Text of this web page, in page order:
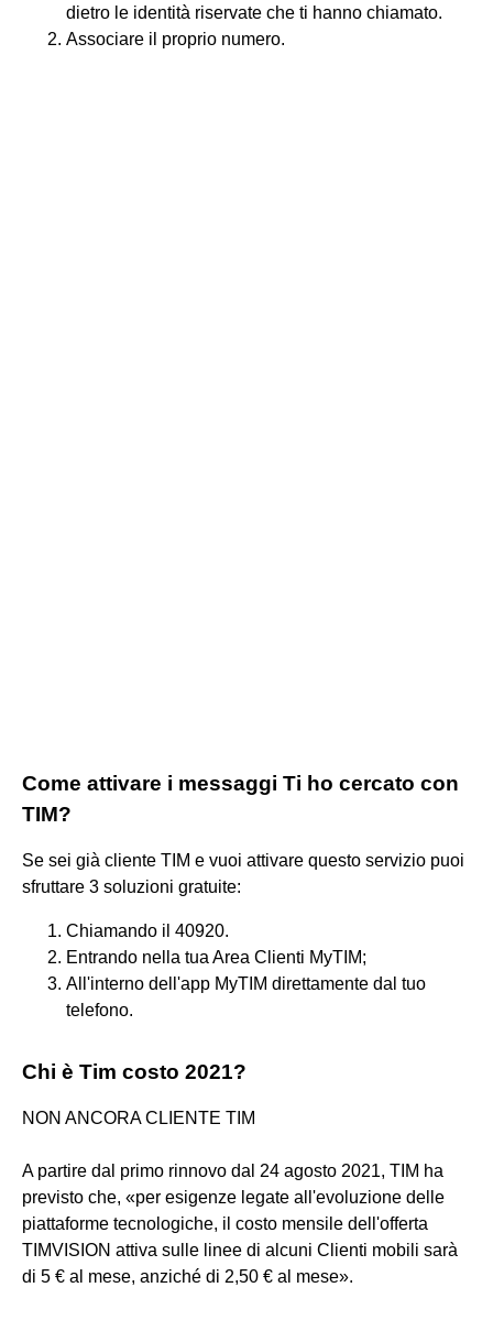
dietro le identità riservate che ti hanno chiamato.
Associare il proprio numero.
Come attivare i messaggi Ti ho cercato con
TIM?
Se sei già cliente TIM e vuoi attivare questo servizio puoi
sfruttare 3 soluzioni gratuite:
Chiamando il 40920.
Entrando nella tua Area Clienti MyTIM;
All'interno dell'app MyTIM direttamente dal tuo
telefono.
Chi è Tim costo 2021?
NON ANCORA CLIENTE TIM
A partire dal primo rinnovo dal 24 agosto 2021, TIM ha
previsto che, «per esigenze legate all'evoluzione delle
piattaforme tecnologiche, il costo mensile dell'offerta
TIMVISION attiva sulle linee di alcuni Clienti mobili sarà
di 5 € al mese, anziché di 2,50 € al mese».